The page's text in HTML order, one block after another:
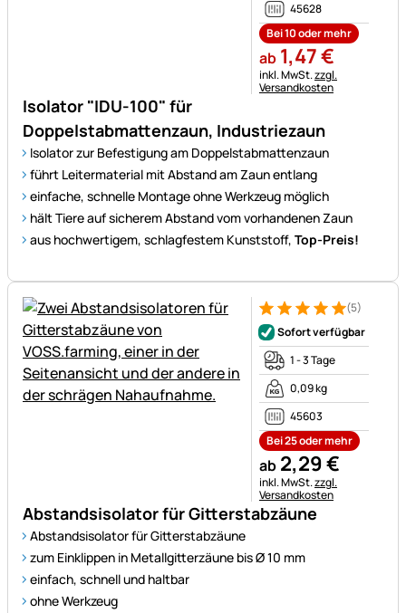
Isolator "IDU-100" für
Doppelstabmattenzaun, Industriezaun
Isolator zur Befestigung am Doppelstabmattenzaun
führt Leitermaterial mit Abstand am Zaun entlang
einfache, schnelle Montage ohne Werkzeug möglich
hält Tiere auf sicherem Abstand vom vorhandenen Zaun
aus hochwertigem, schlagfestem Kunststoff, Top-Preis!
45628
Bei 10 oder mehr
ab 1,47€
Steuerhinweis:
inkl. MwSt.zzgl.
Versandkosten
Abstandsisolator für Gitterstabzäune
Abstandsisolator für Gitterstabzäune
zum Einklippen in Metallgitterzäune bis Ø 10 mm
einfach, schnell und haltbar
ohne Werkzeug
Bewertung: 5 von 5 (5
5 Bewertungen
(5)
Sofort verfügbar
1 - 3 Tage
0,09 kg
45603
Bei 25 oder mehr
ab 2,29€
Steuerhinweis:
inkl. MwSt.zzgl.
Versandkosten